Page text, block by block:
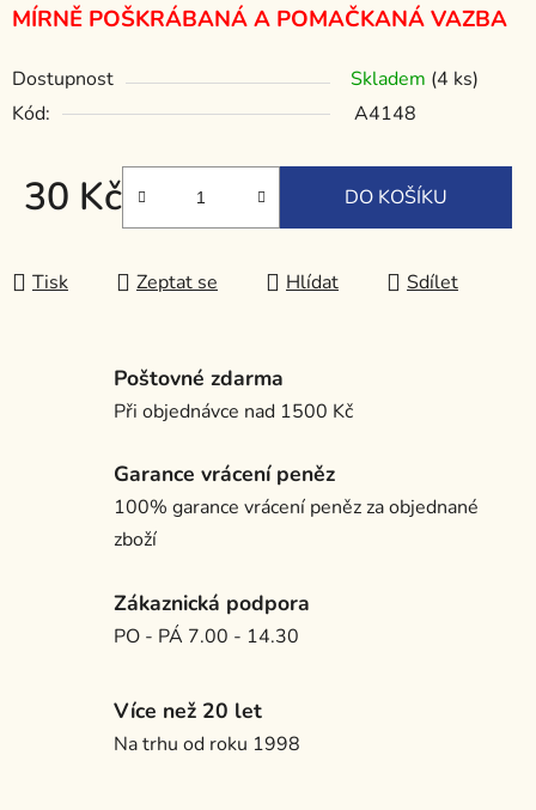
MÍRNĚ POŠKRÁBANÁ A POMAČKANÁ VAZBA
Dostupnost Skladem (4 ks)
Kód:
A4148
30 Kč
Měrná cena:
DO KOŠÍKU
Tisk Zeptat se Hlídat Sdílet
Poštovné zdarma
Při objednávce nad 1500 Kč
Garance vrácení peněz
100% garance vrácení peněz za objednané
zboží
Zákaznická podpora
PO - PÁ 7.00 - 14.30
Více než 20 let
Na trhu od roku 1998